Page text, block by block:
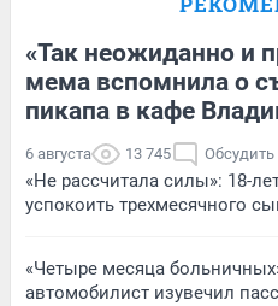
«Так неожиданно и
мема вспомнила о
пикапа в кафе
6 августа 13 745 Обсудить
«Не рассчитала силы»: 18-
успокоить трехмесячного
«Четыре месяца
автомобилист изувечил